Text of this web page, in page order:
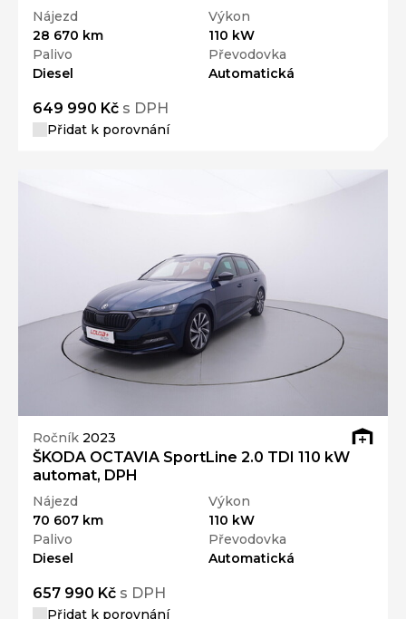
Nájezd
28 670 km
Výkon
110 kW
Palivo
Diesel
Převodovka
Automatická
649 990 Kč s DPH
Přidat k porovnání
Ročník 2023
ŠKODA OCTAVIA SportLine 2.0 TDI 110 kW
automat, DPH
Nájezd
70 607 km
Výkon
110 kW
Palivo
Diesel
Převodovka
Automatická
657 990 Kč s DPH
Přidat k porovnání